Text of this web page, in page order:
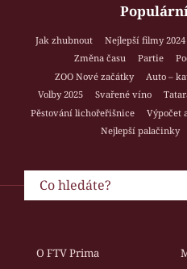
Jak zhubnout Nejlepší filmy 2024
Změna času
Partie
ZOO Nové začátky
Auto –
Volby 2025
Svařené víno
Pěstování lichořeřišnice
Výpočet
Nejlepší palačinky
O FTV Prima